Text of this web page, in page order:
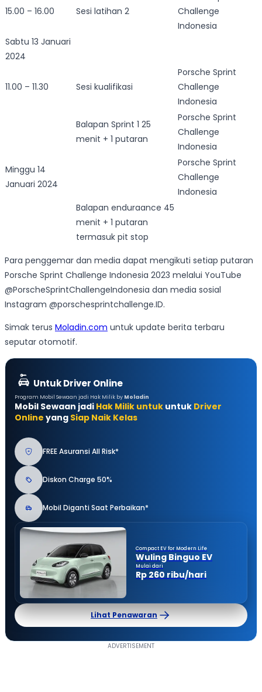
15.00 – 16.00 Sesi latihan 2
Challenge
Indonesia
Sabtu 13 Januari
2024
11.00 – 11.30 Sesi kualifikasi
Porsche Sprint
Challenge
Indonesia
Balapan Sprint 1 25
menit + 1 putaran
Porsche Sprint
Challenge
Indonesia
Minggu 14
Januari 2024
Porsche Sprint
Challenge
Indonesia
Balapan enduraance 45
menit + 1 putaran
termasuk pit stop
Para penggemar dan media dapat mengikuti setiap putaran
Porsche Sprint Challenge Indonesia 2023 melalui YouTube
@PorscheSprintChallengeIndonesia dan media sosial
Instagram @porschesprintchallenge.ID.
Simak terus Moladin.com untuk update berita terbaru
seputar otomotif.
Untuk Driver Online
Program Mobil Sewaan jadi Hak Milik by Moladin
Mobil Sewaan jadi Hak Milik untuk untuk Driver
Online yang Siap Naik Kelas
FREE Asuransi All Risk*
Diskon Charge 50%
Mobil Diganti Saat Perbaikan*
Compact EV for Modern Life
Wuling Binguo EV
Mulai dari
Rp 260 ribu/hari
Lihat Penawaran